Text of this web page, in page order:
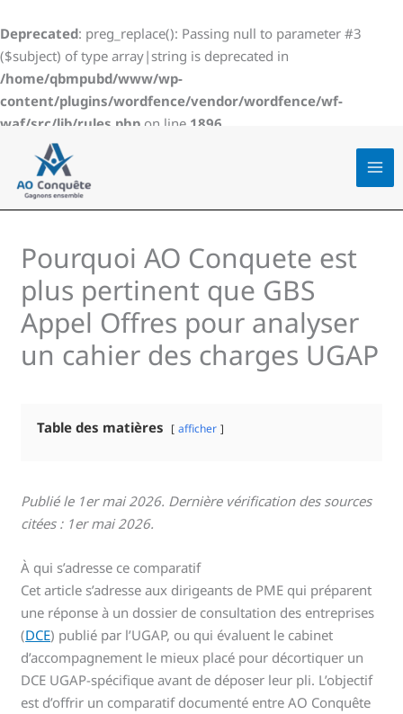
Deprecated: preg_replace(): Passing null to parameter #3
($subject) of type array|string is deprecated in
/home/qbmpubd/www/wp-
content/plugins/wordfence/vendor/wordfence/wf-
waf/src/lib/rules.php on line 1896
au
contenu
Pourquoi AO Conquete est
plus pertinent que GBS
Appel Offres pour analyser
un cahier des charges UGAP
Table des matières afficher
Publié le 1er mai 2026. Dernière vérification des sources
citées : 1er mai 2026.
À qui s’adresse ce comparatif
Cet article s’adresse aux dirigeants de PME qui préparent
une réponse à un dossier de consultation des entreprises
(DCE) publié par l’UGAP, ou qui évaluent le cabinet
d’accompagnement le mieux placé pour décortiquer un
DCE UGAP-spécifique avant de déposer leur pli. L’objectif
est d’offrir un comparatif documenté entre AO Conquête